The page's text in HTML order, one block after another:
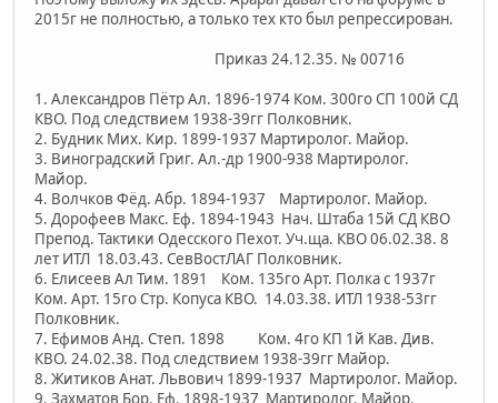
2015г не полностью, а только тех кто был репрессирован.
Приказ 24.12.35. № 00716
1. Александров Пётр Ал. 1896-1974 Ком. 300го СП 100й СД
КВО. Под следствием 1938-39гг Полковник.
2. Будник Мих. Кир. 1899-1937 Мартиролог. Майор.
3. Виноградский Григ. Ал.-др 1900-938 Мартиролог.
Майор.
4. Волчков Фёд. Абр. 1894-1937 Мартиролог. Майор.
5. Дорофеев Макс. Еф. 1894-1943 Нач. Штаба 15й СД КВО
Препод. Тактики Одесского Пехот. Уч.ща. КВО 06.02.38. 8
лет ИТЛ 18.03.43. СевВостЛАГ Полковник.
6. Елисеев Ал Тим. 1891 Ком. 135го Арт. Полка с 1937г
Ком. Арт. 15го Стр. Копуса КВО. 14.03.38. ИТЛ 1938-53гг
Полковник.
7. Ефимов Анд. Степ. 1898 Ком. 4го КП 1й Кав. Див.
КВО. 24.02.38. Под следствием 1938-39гг Майор.
8. Житиков Анат. Львович 1899-1937 Мартиролог. Майор.
9. Захматов Бор. Еф. 1898-1937 Мартиролог. Майор.